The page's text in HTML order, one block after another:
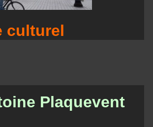
culturel
Plaquevent